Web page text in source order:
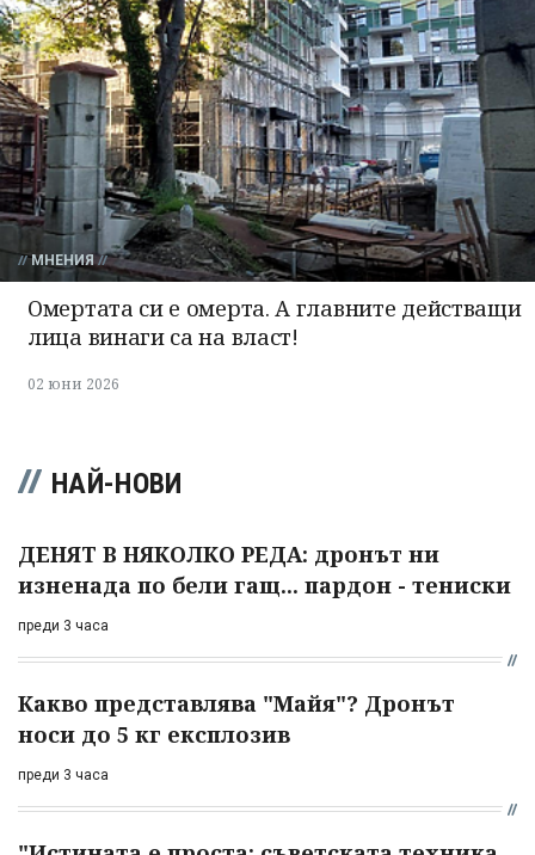
МНЕНИЯ
Омертата си е омерта. А главните действащи
лица винаги са на власт!
02 юни 2026
НАЙ-НОВИ
ДЕНЯТ В НЯКОЛКО РЕДА: дронът ни
изненада по бели гащ... пардон - тениски
преди 3 часа
Какво представлява "Майя"? Дронът
носи до 5 кг експлозив
преди 3 часа